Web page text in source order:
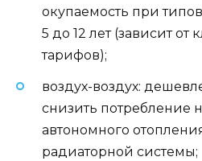
окупаемость при
5 до 12 лет (зависит от
тарифов);
воздух-воздух:
снизить потребление
автономного
радиаторной системы;